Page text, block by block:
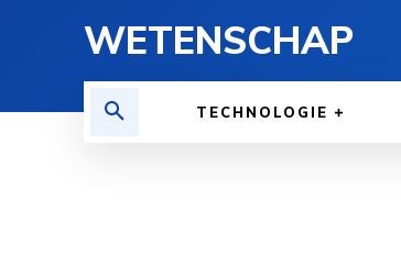
WETENSCHAP
TECHNOLOGIE